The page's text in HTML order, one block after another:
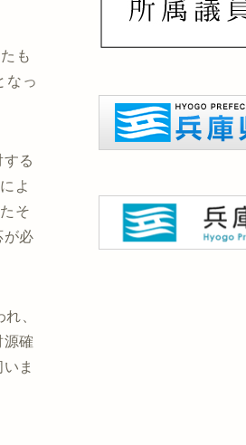
も
なっ
る
よ
そ
が必
、
確
ま